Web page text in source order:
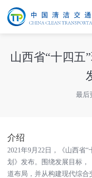
山西省“十四五
最后
介绍
2021年9月22日，《山西省
划》发布。围绕发展目标，
道布局，并从构建现代综合